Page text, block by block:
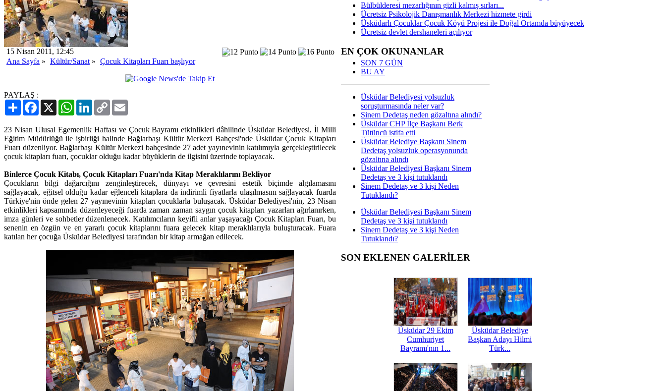
15 Nisan 2011, 12:45
Ana Sayfa » Kültür/Sanat » Çocuk Kitapları Fuarı başlıyor
PAYLAŞ :
PaylaşFacebook
X WhatsAppLinkedIn
Copy
Link
23 Nisan Ulusal Egemenlik Haftası ve Çocuk Bayramı etkinlikleri dâhilinde Üsküdar Belediyesi, İl Milli
Eğitim Müdürlüğü ile işbirliği halinde Bağlarbaşı Kültür Merkezi Bahçesi'nde Üsküdar Çocuk Kitapları
Fuarı düzenliyor. Bağlarbaşı Kültür Merkezi bahçesinde 27 adet yayınevinin katılımıyla gerçekleştirilecek
çocuk kitapları fuarı, çocuklar olduğu kadar büyüklerin de ilgisini üzerinde toplayacak.
Binlerce Çocuk Kitabı, Çocuk Kitapları Fuarı'nda Kitap Meraklılarını Bekliyor
Çocukların bilgi dağarcığını zenginleştirecek, dünyayı ve çevresini estetik biçimde algılamasını
sağlayacak, eğitsel olduğu kadar eğlenceli kitaplara da indirimli fiyatlarla ulaşılmasını sağlayacak fuarda
Türkiye'nin önde gelen 27 yayınevinin kitapları çocuklarla buluşacak. Üsküdar Belediyesi'nin, 23 Nisan
etkinlikleri kapsamında düzenleyeceği fuarda zaman zaman saygın çocuk kitapları yazarları ağırlanırken,
imza günleri ve sohbetler düzenlenecek. Katılımcıların keyifli anlar yaşayacağı Çocuk Kitapları Fuarı, bu
senenin en özgün ve en yararlı çocuk kitaplarını fuara gelecek kitap meraklılarıyla buluşturacak. Fuara
katılan her çocuğa Üsküdar Belediyesi tarafından bir kitap armağan edilecek.
Bülbülderesi mezarlığının gizli kalmış sırları...
Ücretsiz Psikolojik Danışmanlık Merkezi hizmete girdi
Üsküdarlı Çocuklar Çocuk Köyü Projesi ile Doğal Ortamda büyüyecek
Ücretsiz devlet dershaneleri açılıyor
EN ÇOK OKUNANLAR
SON 7 GÜN
BU AY
Üsküdar Belediyesi yolsuzluk
soruşturmasında neler var?
Sinem Dedetaş neden gözaltına alındı?
Üsküdar CHP İlçe Başkanı Berk
Tütüncü istifa etti
Üsküdar Belediye Başkanı Sinem
Dedetaş yolsuzluk operasyonunda
gözaltına alındı
Üsküdar Belediyesi Başkanı Sinem
Dedetaş ve 3 kişi tutuklandı
Sinem Dedetaş ve 3 kişi Neden
Tutuklandı?
Üsküdar Belediyesi Başkanı Sinem
Dedetaş ve 3 kişi tutuklandı
Sinem Dedetaş ve 3 kişi Neden
Tutuklandı?
SON EKLENEN GALERİLER
Üsküdar 29 Ekim
Cumhuriyet
Bayramı'nın 1...
Üsküdar Belediye
Başkan Adayı Hilmi
Türk...